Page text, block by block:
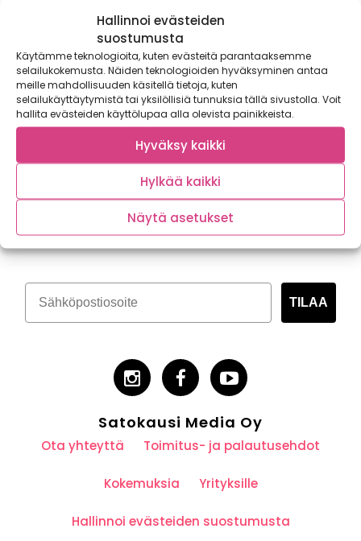
Hallinnoi evästeiden
suostumusta
Käytämme teknologioita, kuten evästeitä parantaaksemme
selailukokemusta. Näiden teknologioiden hyväksyminen antaa
meille mahdollisuuden käsitellä tietoja, kuten
selailukäyttäytymistä tai yksilöllisiä tunnuksia tällä sivustolla. Voit
hallita evästeiden käyttölupaa alla olevista painikkeista.
Hyväksy kaikki
Hylkää kaikki
Näytä asetukset
Kaupallinen yhteistyö: Weber Hanget hupenevat hurjaa
vauhtia ja kesä on joka päivä lähempänä. Viimeistään...
Tilaa kasvispitoinen uutiskirje
TILAA
Satokausi Media Oy
Ota yhteyttä Toimitus- ja palautusehdot
Kokemuksia Yrityksille
Hallinnoi evästeiden suostumusta